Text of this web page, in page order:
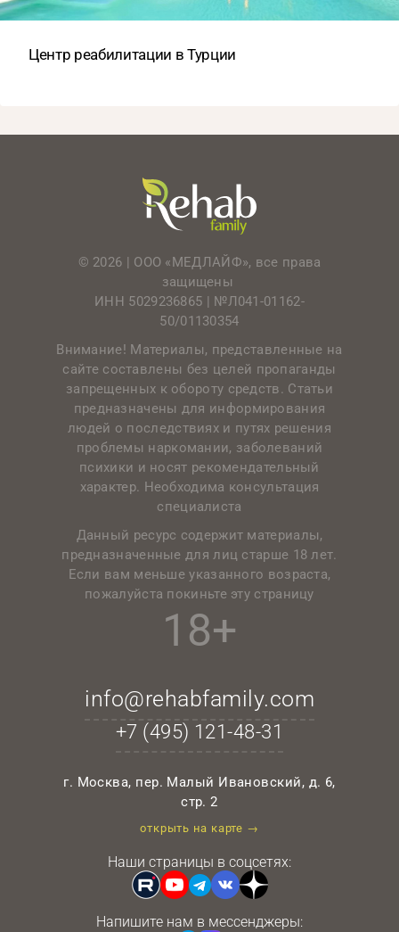
Центр реабилитации в Турции
© 2026 | ООО «МЕДЛАЙФ», все права
защищены
ИНН 5029236865 | №Л041-01162-
50/01130354
Внимание! Материалы, представленные на
сайте составлены без целей пропаганды
запрещенных к обороту средств. Статьи
предназначены для информирования
людей о последствиях и путях решения
проблемы наркомании, заболеваний
психики и носят рекомендательный
характер. Необходима консультация
специалиста
Данный ресурс содержит материалы,
предназначенные для лиц старше 18 лет.
Если вам меньше указанного возраста,
пожалуйста покиньте эту страницу
18+
info@rehabfamily.com
+7 (495) 121-48-31
г. Москва, пер. Малый Ивановский, д. 6,
стр. 2
открыть на карте →
Наши страницы в соцсетях:
Напишите нам в мессенджеры: